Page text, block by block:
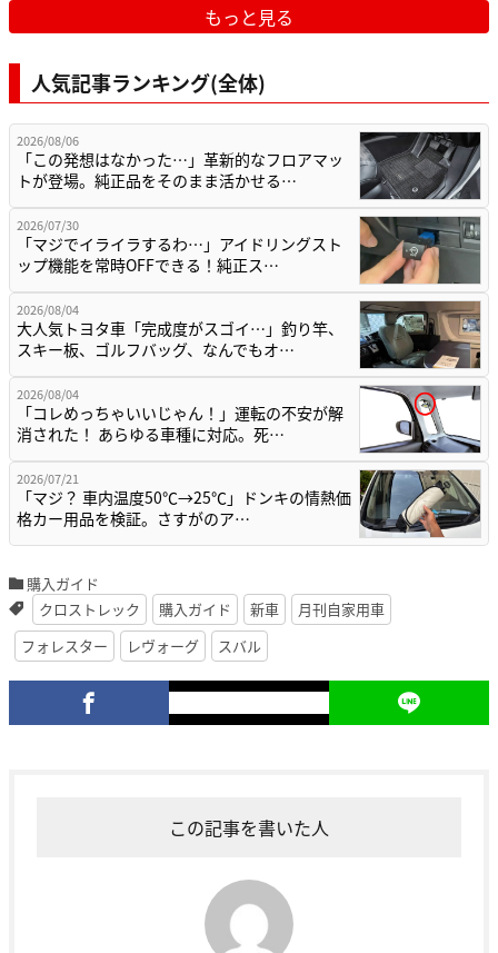
もっと見る
人気記事ランキング(全体)
2026/08/06
「この発想はなかった…」革新的なフロアマッ
トが登場。純正品をそのまま活かせる…
2026/07/30
「マジでイライラするわ…」アイドリングスト
ップ機能を常時OFFできる！純正ス…
2026/08/04
大人気トヨタ車「完成度がスゴイ…」釣り竿、
スキー板、ゴルフバッグ、なんでもオ…
2026/08/04
「コレめっちゃいいじゃん！」運転の不安が解
消された！ あらゆる車種に対応。死…
2026/07/21
「マジ？ 車内温度50℃→25℃」ドンキの情熱価
格カー用品を検証。さすがのア…
購入ガイド
クロストレック
購入ガイド 新車
月刊自家用車
フォレスター
レヴォーグ スバル
この記事を書いた人